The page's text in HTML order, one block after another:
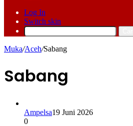
Log In
Switch skin
Muka/Aceh/Sabang
Sabang
Ampelsa19 Juni 2026
0